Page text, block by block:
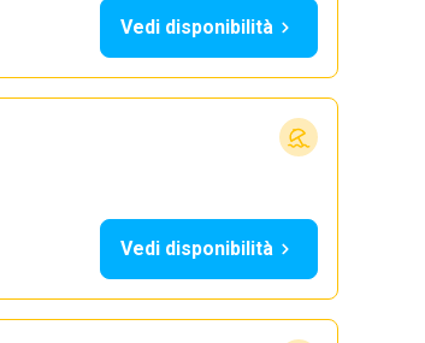
Vedi disponibilità
Vedi disponibilità